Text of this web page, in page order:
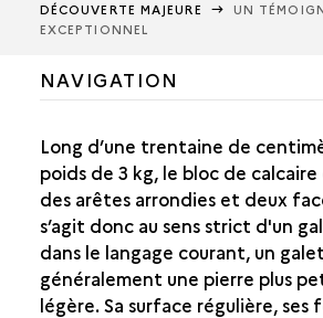
DÉCOUVERTE MAJEURE
UN
EXCEPTIONNEL
NAVIGATION
UN RICHE TÉMOIGNAGE ARTISTIQUE
LE RECTO
LE VERSO
Long d’une trentaine de
poids de 3 kg, le bloc de calcaire
des arêtes arrondies et deux
s’agit donc au sens strict d'un
dans le langage courant, un
généralement une pierre plus
légère. Sa surface régulière, ses